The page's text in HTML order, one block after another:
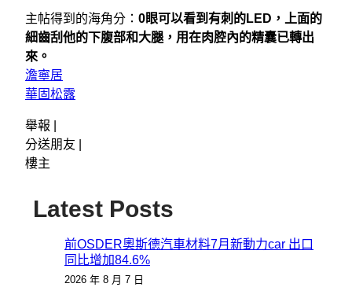
主帖得到的海角分： 0眼可以看到有刺的LED，上面的
細齒刮他的下腹部和大腿，用在肉腔內的精囊已轉出
來。
澹寧居
華固松露
舉報 |
分送朋友 |
樓主
Latest Posts
前OSDER奧斯德汽車材料7月新動力car 出口
同比增加84.6%
2026 年 8 月 7 日